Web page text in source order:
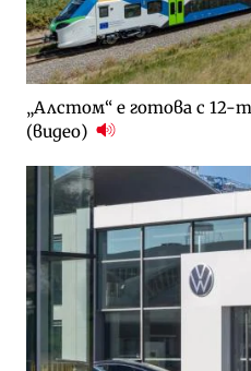
„Алстом“ е готова с 12-
(видео)